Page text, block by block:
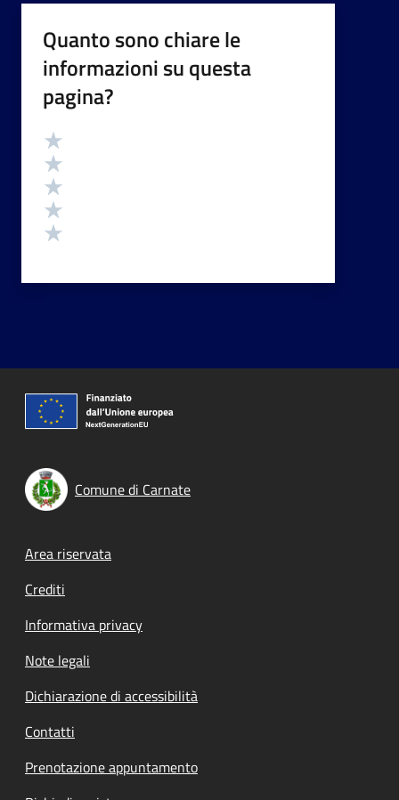
Quanto sono chiare le
informazioni su questa
pagina?
Valutazione
Comune di Carnate
Footer menu
Area riservata
Crediti
Informativa privacy
Note legali
Dichiarazione di accessibilità
Contatti
Prenotazione appuntamento